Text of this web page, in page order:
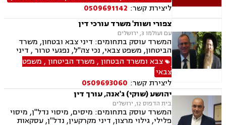
ליצירת קשר: 0509691142
צפורי ושות' משרד עורכי דין
עם ועולמו 3, ירושלים
המשרד עוסק בתחומים: דיני צבא ובטחון, משרד
הביטחון, משפט צבאי, נכי צה"ל, נפגעי טרור , דיני
ביטוח, ביטוח לאומי, דיני מקרקעין, עסקאות מכר
דירה, תמ"א 38, ייפוי כח מתמשך
צבא ומשרד הבטחון, משרד הביטחון, משפט
צבאי
ליצירת קשר: 0509693060
יהושע (שוקי) ג'אנה, עורך דין
בית הדפוס 12, ירושלים
המשרד עוסק בתחומים: מיסים, מיסוי נדל"ן, מיסוי
פלילי, גילוי מרצון, דיני מקרקעין, נדל"ן, עסקאות